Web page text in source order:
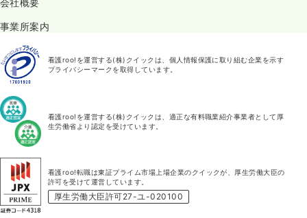
会社概要
事業所案内
看護roo!を運営する(株)クイックは、個人情報保護に取り組む企業を示す
プライバシーマークを取得しています。
看護roo!を運営する(株)クイックは、適正な有料職業紹介事業者として厚
生労働省より認定を受けています。
看護roo!転職は東証プライム市場上場企業のクイックが、厚生労働大臣の
許可を受けて運営しています。
厚生労働大臣許可27-ユ-020100